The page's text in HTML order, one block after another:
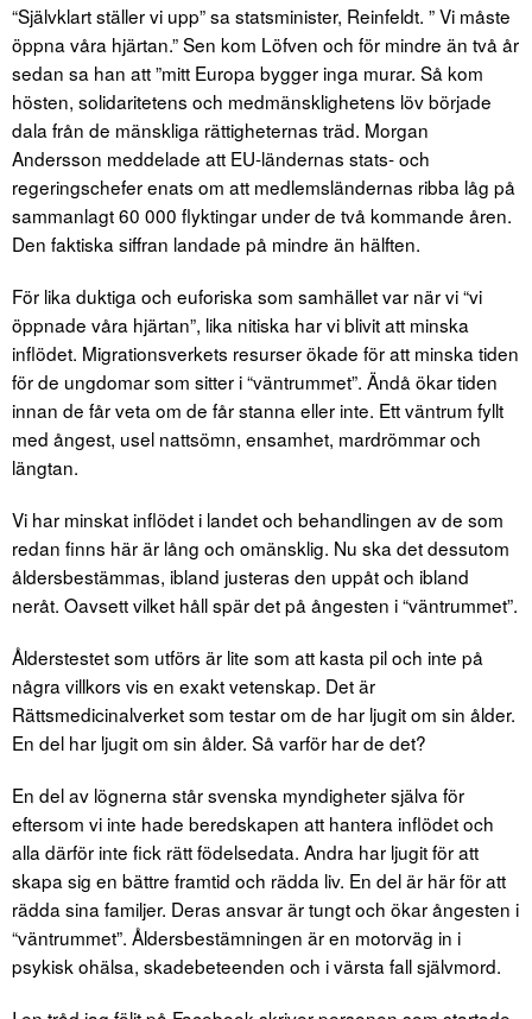
“Självklart ställer vi upp” sa statsminister, Reinfeldt. ” Vi måste
öppna våra hjärtan.” Sen kom Löfven och för mindre än två år
sedan sa han att ”mitt Europa bygger inga murar. Så kom
hösten, solidaritetens och medmänsklighetens löv började
dala från de mänskliga rättigheternas träd. Morgan
Andersson meddelade att EU-ländernas stats- och
regeringschefer enats om att medlemsländernas ribba låg på
sammanlagt 60 000 flyktingar under de två kommande åren.
Den faktiska siffran landade på mindre än hälften.
För lika duktiga och euforiska som samhället var när vi “vi
öppnade våra hjärtan”, lika nitiska har vi blivit att minska
inflödet. Migrationsverkets resurser ökade för att minska tiden
för de ungdomar som sitter i “väntrummet”. Ändå ökar tiden
innan de får veta om de får stanna eller inte. Ett väntrum fyllt
med ångest, usel nattsömn, ensamhet, mardrömmar och
längtan.
Vi har minskat inflödet i landet och behandlingen av de som
redan finns här är lång och omänsklig. Nu ska det dessutom
åldersbestämmas, ibland justeras den uppåt och ibland
neråt. Oavsett vilket håll spär det på ångesten i “väntrummet”.
Ålderstestet som utförs är lite som att kasta pil och inte på
några villkors vis en exakt vetenskap. Det är
Rättsmedicinalverket som testar om de har ljugit om sin ålder.
En del har ljugit om sin ålder. Så varför har de det?
En del av lögnerna står svenska myndigheter själva för
eftersom vi inte hade beredskapen att hantera inflödet och
alla därför inte fick rätt födelsedata. Andra har ljugit för att
skapa sig en bättre framtid och rädda liv. En del är här för att
rädda sina familjer. Deras ansvar är tungt och ökar ångesten i
“väntrummet”. Åldersbestämningen är en motorväg in i
psykisk ohälsa, skadebeteenden och i värsta fall självmord.